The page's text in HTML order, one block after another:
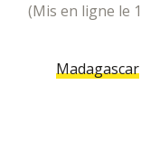
(mis en ligne
Madagascar